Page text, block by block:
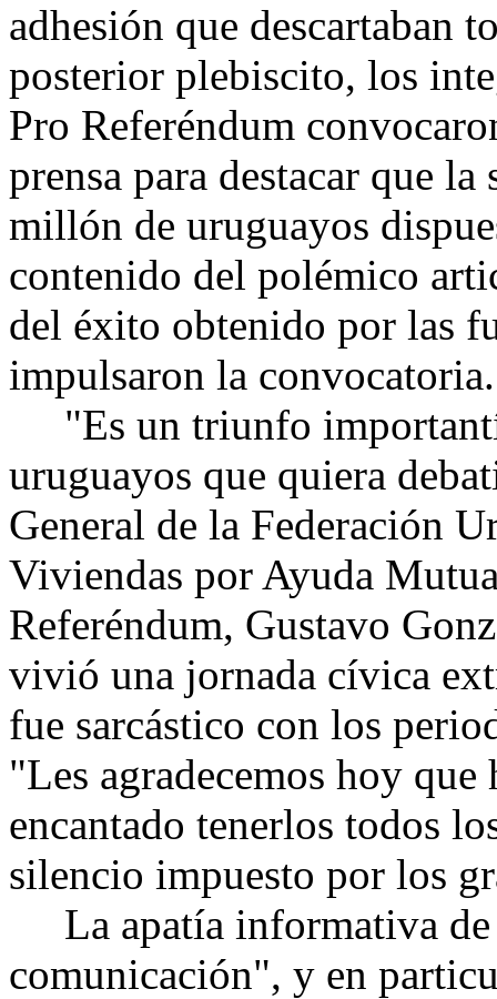
adhesión que descartaban
posterior plebiscito, los
Pro Referéndum
prensa para destacar que
millón de uruguayos
contenido del polémico
del éxito obtenido por las
impulsaron la convocatoria.
"Es un triunfo
uruguayos que quiera
General de la Federación
Viviendas por Ayuda
Referéndum, Gustavo
vivió una jornada cívica
fue sarcástico con los
"Les agradecemos hoy
encantado tenerlos todos
silencio impuesto por los
La apatía informativa de
comunicación", y en